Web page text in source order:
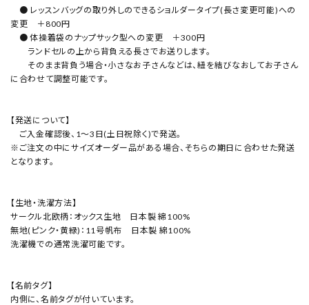
● レッスンバッグの取り外しのできるショルダータイプ(長さ変更可能)への
変更 ＋800円
● 体操着袋のナップサック型への変更 ＋300円
ランドセルの上から背負える長さでお送りします。
そのまま背負う場合・小さなお子さんなどは、紐を結びなおしてお子さん
に合わせて調整可能です。
【発送について】
ご入金確認後、1～3日(土日祝除く)で発送。
※ご注文の中にサイズオーダー品がある場合、そちらの期日に合わせた発送
となります。
【生地・洗濯方法】
サークル北欧柄：オックス生地 日本製 綿100%
無地(ピンク・黄緑)：11号帆布 日本製 綿100%
洗濯機での通常洗濯可能です。
【名前タグ】
内側に、名前タグが付いています。